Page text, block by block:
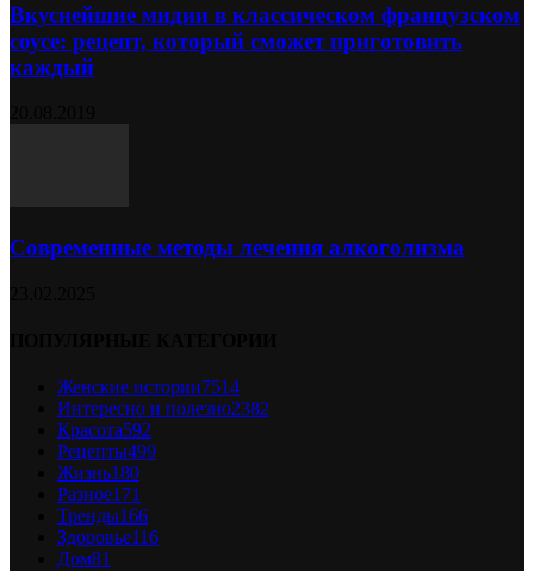
Вкуснейшие мидии в классическом французском
соусе: рецепт, который сможет приготовить
каждый
Современные методы лечения алкоголизма
Женские истории7514
Интересно и полезно2382
Красота592
Рецепты499
Жизнь180
Разное171
Тренды166
Здоровье116
Дом81